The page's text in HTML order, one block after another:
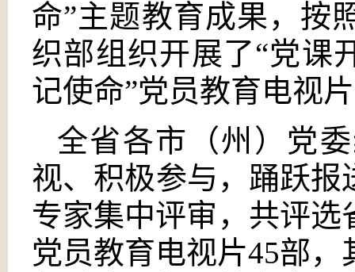
命”主题教育成果，按
织部组织开展了“党课
记使命”党员教育电视
全省各市（州）党
视、积极参与，踊跃
专家集中评审，共评选
党员教育电视片45部